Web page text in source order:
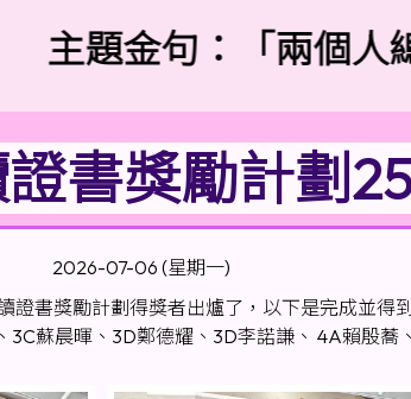
主題金句：「兩個人總
書獎勵計劃
2026-07-06 (星期一)
證書獎勵計劃得獎者出爐了，以下是完成並得
3C蘇晨暉、3D鄭德耀、3D李諾謙、 4A賴殷蕎